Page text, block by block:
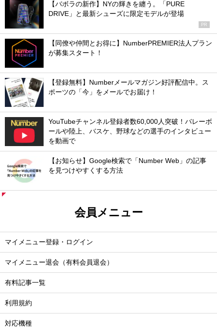
【バボラの新作】NYの輝きを纏う。「PURE
DRIVE」と最新シューズに限定モデルが登場
PR
【同僚や仲間とお得に】NumberPREMIER法人プラン
が募集スタート！
【登録無料】Numberメールマガジン好評配信中。ス
ポーツの「今」をメールでお届け！
YouTubeチャンネル登録者数60,000人突破！バレーボ
ールや陸上、バスケ、野球などの選手のインタビュー
を動画で
【お知らせ】Google検索で「Number Web」の記事
を見つけやすくする方法
会員メニュー
マイメニュー登録・ログイン
マイメニュー退会（有料会員退会）
有料記事一覧
利用規約
対応機種